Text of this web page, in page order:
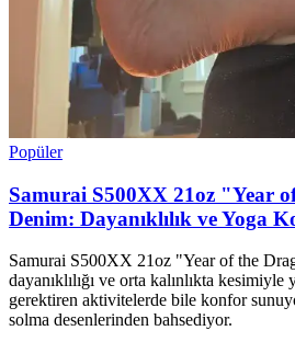
Popüler
Samurai S500XX 21oz "Year
Denim: Dayanıklılık ve Yoga
Samurai S500XX 21oz "Year of the
dayanıklılığı ve orta kalınlıkta
gerektiren aktivitelerde bile konfor
solma desenlerinden bahsediyor.